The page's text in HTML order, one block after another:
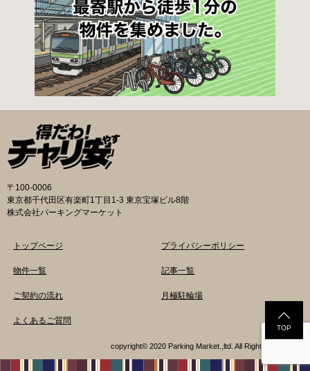
用方法 利用登録申請書の提出 利用申請書（申請
窓口で配布。新宿区 ホームページからも取り出
せます）を各申請窓口、交通対策課自転車対策
係（本庁舎7階）・特別出張所に直接お持ちくだ
さい。交通対策課では郵送申請（2月8日 消印有
効）・電子申請も受け付けています。 次年度の
利用に関しては、毎年1月ごろに利用申請一斉受
付を行います。（詳細は区広報、HP等でご案内
いたします。） 登録が決定した方は、交通対策
課から郵送する「利用申請結果通知」「納付
書」と利用料金を指定の自転等駐輪場にお持ち
の上、手続きをしてください。 ※収容台数を超
す。 利用料金 登録手数料 不要です。 定期利用
料金 自転車等駐輪場：1,800円／月 路上自転車
円／年 ※各駐輪場で定期利用料金が異なりま
わせください。 一時利用料金 各駐輪場で一時利
理会社にお問い合わせください。 新宿区HPはこ
ちら 品川区の自転車駐輪場 利用方法 利用登録
申請書の提出 定期利用承認申請書を記入してい
ただき、各駐輪場にて管理員に手渡しもしくは
品川区役所自転車対策係窓口にて提出してくだ
〒100-0006
東京都千代田区有楽町1丁目1-3 東京宝塚ビル8階
株式会社パーキングマーケット
トップページ
物件一覧
ご契約の流れ
よくあるご質問
プライバシーポリシー
記事一覧
月極駐輪場
copyright© 2020 Parking Market.,ltd. All Rights Reserved.
TOP